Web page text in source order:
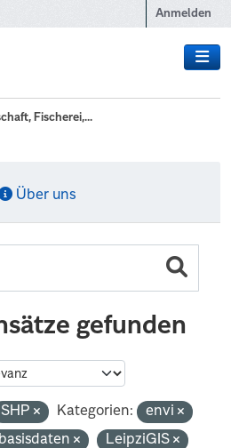
Anmelden
Fischerei,...
Über uns
gefunden
SHP Kategorien:
envi
LeipziGIS